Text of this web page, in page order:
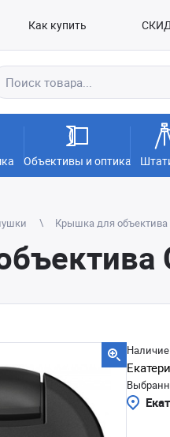
Как купить
Объективы и оптика
Крышка для объектива